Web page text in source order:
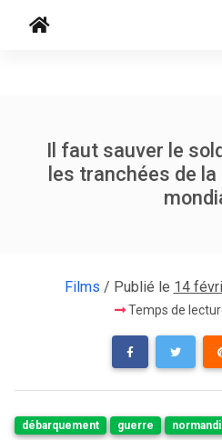
Il faut sauver le
les tranchées de
Films / Publié le 14
Temps de
débarquement guerre